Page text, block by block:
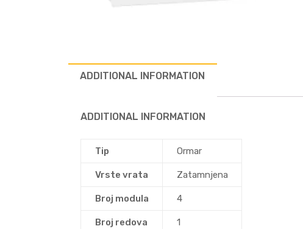
ADDITIONAL INFORMATION
ADDITIONAL INFORMATION
Tip Ormar
Vrste vrata Zatamnjena
Broj modula 4
Broj redova 1